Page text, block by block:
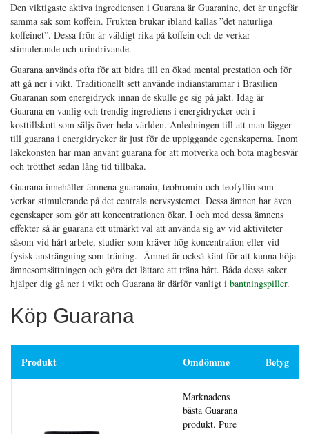
Den viktigaste aktiva ingrediensen i Guarana är Guaranine, det är ungefär
samma sak som koffein. Frukten brukar ibland kallas ”det naturliga
koffeinet”. Dessa frön är väldigt rika på koffein och de verkar
stimulerande och urindrivande.
Guarana används ofta för att bidra till en ökad mental prestation och för
att gå ner i vikt. Traditionellt sett använde indianstammar i Brasilien
Guaranan som energidryck innan de skulle ge sig på jakt. Idag är
Guarana en vanlig och trendig ingrediens i energidrycker och i
kosttillskott som säljs över hela världen. Anledningen till att man lägger
till guarana i energidrycker är just för de uppiggande egenskaperna. Inom
läkekonsten har man använt guarana för att motverka och bota magbesvär
och trötthet sedan lång tid tillbaka.
Guarana innehåller ämnena guaranain, teobromin och teofyllin som
verkar stimulerande på det centrala nervsystemet. Dessa ämnen har även
egenskaper som gör att koncentrationen ökar. I och med dessa ämnens
effekter så är guarana ett utmärkt val att använda sig av vid aktiviteter
såsom vid hårt arbete, studier som kräver hög koncentration eller vid
fysisk ansträngning som träning. Ämnet är också känt för att kunna höja
ämnesomsättningen och göra det lättare att träna hårt. Båda dessa saker
hjälper dig gå ner i vikt och Guarana är därför vanligt i bantningspiller.
Köp Guarana
Produkt Omdömme Betyg
Marknadens
bästa Guarana
produkt. Pure